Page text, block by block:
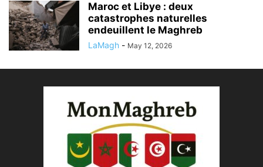
Maroc et Libye : deux
catastrophes naturelles
endeuillent le Maghreb
LaMagh - May 12, 2026